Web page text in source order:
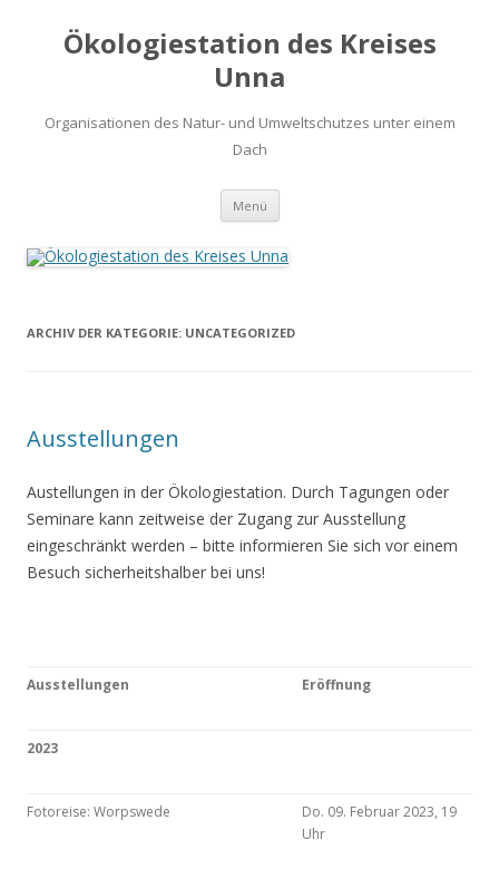
Ökologiestation des Kreises
Unna
Organisationen des Natur- und Umweltschutzes unter einem
Dach
Menü Zum
springen
ARCHIV DER KATEGORIE: UNCATEGORIZED
Ausstellungen
Austellungen in der Ökologiestation. Durch Tagungen oder
Seminare kann zeitweise der Zugang zur Ausstellung
eingeschränkt werden – bitte informieren Sie sich vor einem
Besuch sicherheitshalber bei uns!
Ausstellungen Eröffnung
2023
Fotoreise: Worpswede
Do. 09. Februar 2023, 19
Uhr